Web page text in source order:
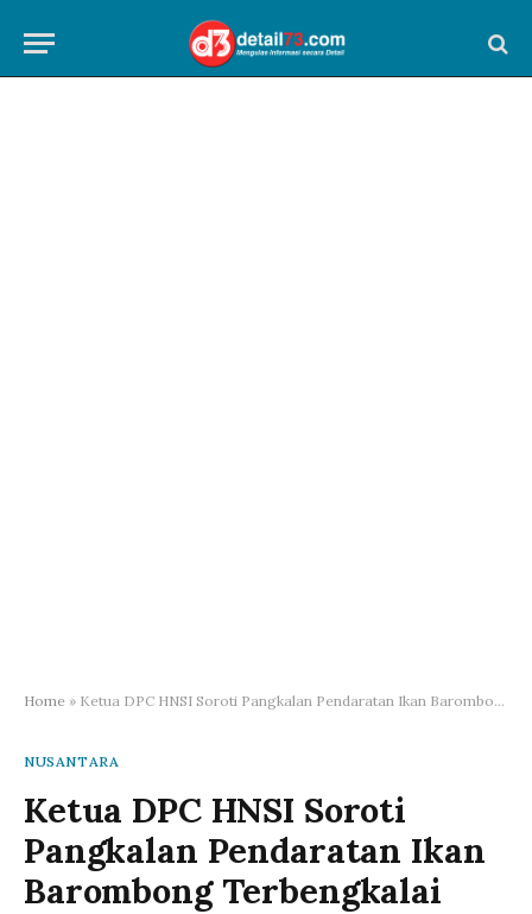
Home » Ketua DPC HNSI Soroti Pangkalan Pendaratan Ikan Barombong Terbengkalai
NUSANTARA
Ketua DPC HNSI Soroti
Pangkalan Pendaratan Ikan
Barombong Terbengkalai